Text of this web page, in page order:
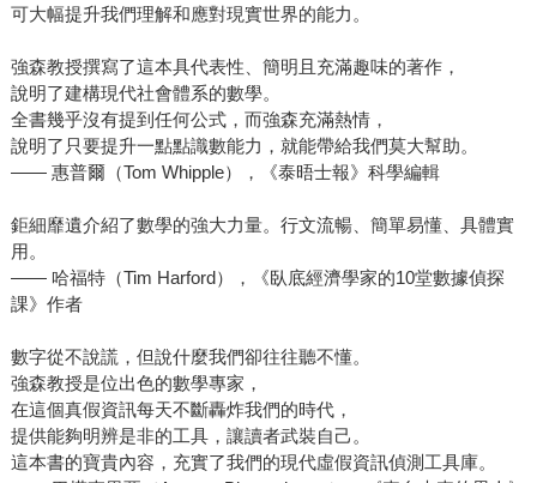
可大幅提升我們理解和應對現實世界的能力。
強森教授撰寫了這本具代表性、簡明且充滿趣味的著作，
說明了建構現代社會體系的數學。
全書幾乎沒有提到任何公式，而強森充滿熱情，
說明了只要提升一點點識數能力，就能帶給我們莫大幫助。
—— 惠普爾（Tom Whipple），《泰晤士報》科學編輯
鉅細靡遺介紹了數學的強大力量。行文流暢、簡單易懂、具體實
用。
—— 哈福特（Tim Harford），《臥底經濟學家的10堂數據偵探
課》作者
數字從不說謊，但說什麼我們卻往往聽不懂。
強森教授是位出色的數學專家，
在這個真假資訊每天不斷轟炸我們的時代，
提供能夠明辨是非的工具，讓讀者武裝自己。
這本書的寶貴內容，充實了我們的現代虛假資訊偵測工具庫。